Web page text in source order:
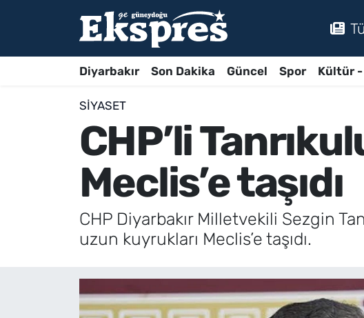
Diyarbakır Son Dakika Güncel Spor Kültür
SIYASET
CHP’li
Meclis’e taşıdı
CHP Diyarbakır Milletvekili Sezgin
uzun kuyrukları Meclis’e taşıdı.